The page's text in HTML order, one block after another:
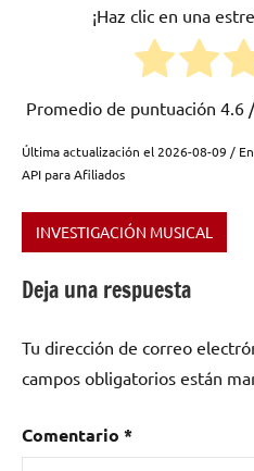
¡Haz clic en una
Promedio de puntuación 4.6
Última actualización el 2026-08-09 /
API para Afiliados
sintetizador ,
INVESTIGACIÓN MUSICAL
Deja una respuesta
Tu dirección de correo
campos obligatorios están
Comentario *